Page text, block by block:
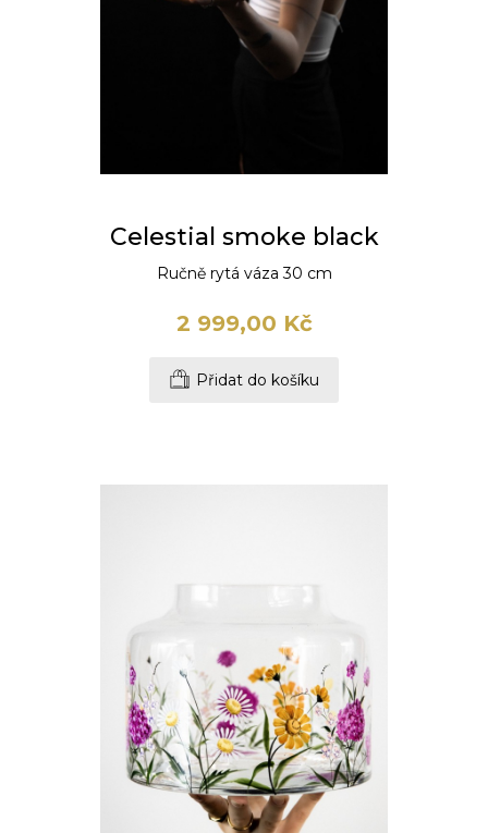
Celestial smoke black
Ručně rytá váza 30 cm
2 999,00 Kč
Přidat do košíku